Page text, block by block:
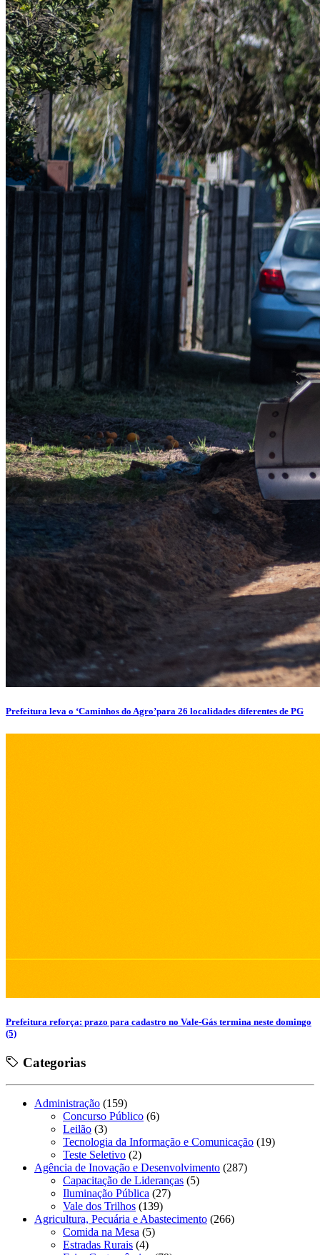
Prefeitura leva o ‘Caminhos do Agro’para 26 localidades diferentes de PG
Prefeitura reforça: prazo para cadastro no Vale-Gás termina neste domingo
(5)
Categorias
Administração (159)
Concurso Público (6)
Leilão (3)
Tecnologia da Informação e Comunicação (19)
Teste Seletivo (2)
Agência de Inovação e Desenvolvimento (287)
Capacitação de Lideranças (5)
Iluminação Pública (27)
Vale dos Trilhos (139)
Agricultura, Pecuária e Abastecimento (266)
Comida na Mesa (5)
Estradas Rurais (4)